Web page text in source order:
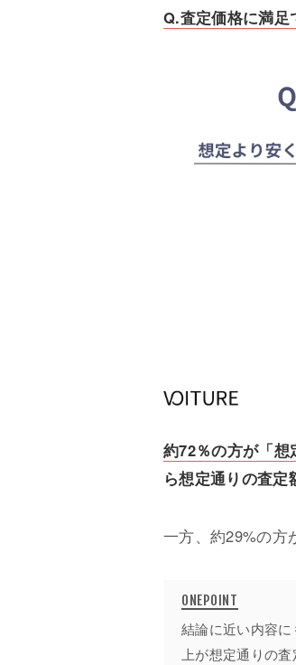
Q.査定価格に満足
約72％の方が「
ら想定通りの査定
一方、約29%の方
結論に近い内容
上が想定通りの